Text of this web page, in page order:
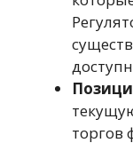
торгов